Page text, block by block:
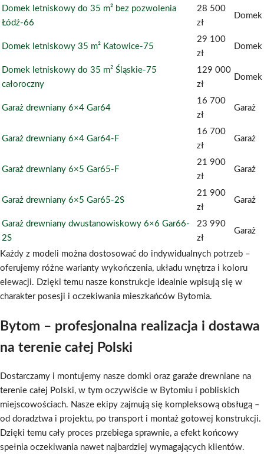
Domek letniskowy do 35 m² bez pozwolenia
Łódź-66
28 500
zł
Domek
Domek letniskowy 35 m² Katowice-75
29 100
zł
Domek
Domek letniskowy do 35 m² Śląskie-75
całoroczny
129 000
zł
Domek
Garaż drewniany 6×4 Gar64
16 700
zł
Garaż
Garaż drewniany 6×4 Gar64-F
16 700
zł
Garaż
Garaż drewniany 6×5 Gar65-F
21 900
zł
Garaż
Garaż drewniany 6×5 Gar65-2S
21 900
zł
Garaż
Garaż drewniany dwustanowiskowy 6×6 Gar66-
2S
23 990
zł
Garaż
Każdy z modeli można dostosować do indywidualnych potrzeb –
oferujemy różne warianty wykończenia, układu wnętrza i koloru
elewacji. Dzięki temu nasze konstrukcje idealnie wpisują się w
charakter posesji i oczekiwania mieszkańców Bytomia.
Bytom – profesjonalna realizacja i dostawa
na terenie całej Polski
Dostarczamy i montujemy nasze domki oraz garaże drewniane na
terenie całej Polski, w tym oczywiście w Bytomiu i pobliskich
miejscowościach. Nasze ekipy zajmują się kompleksową obsługą –
od doradztwa i projektu, po transport i montaż gotowej konstrukcji.
Dzięki temu cały proces przebiega sprawnie, a efekt końcowy
spełnia oczekiwania nawet najbardziej wymagających klientów.